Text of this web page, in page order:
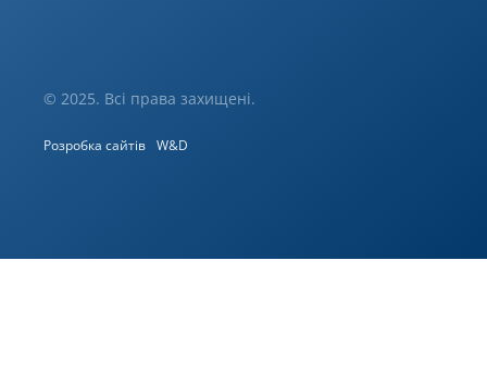
© 2025. Всі права захищені.
Розробка сайтів W&D